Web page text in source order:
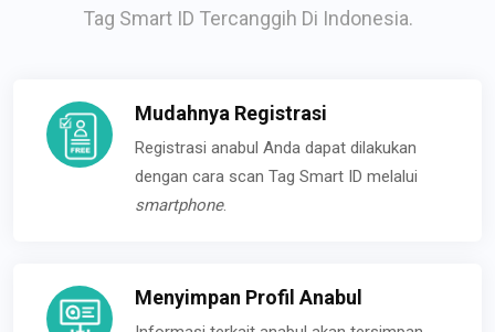
Tag Smart ID Tercanggih Di Indonesia.
Mudahnya Registrasi
Registrasi anabul Anda dapat dilakukan
dengan cara scan Tag Smart ID melalui
smartphone.
Menyimpan Profil Anabul